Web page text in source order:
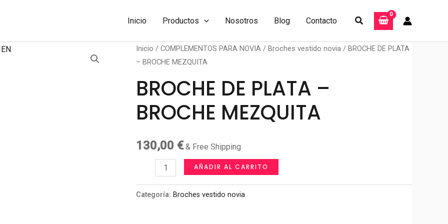
Inicio Productos Nosotros Blog Contacto Buscar
Inicio / COMPLEMENTOS PARA NOVIA / Broches vestido novia / BROCHE DE PLATA
– BROCHE MEZQUITA
BROCHE DE PLATA –
BROCHE MEZQUITA
130,00 € & Free Shipping
BROCHE
PLATA
AÑADIR AL CARRITO
Categoría: Broches vestido novia